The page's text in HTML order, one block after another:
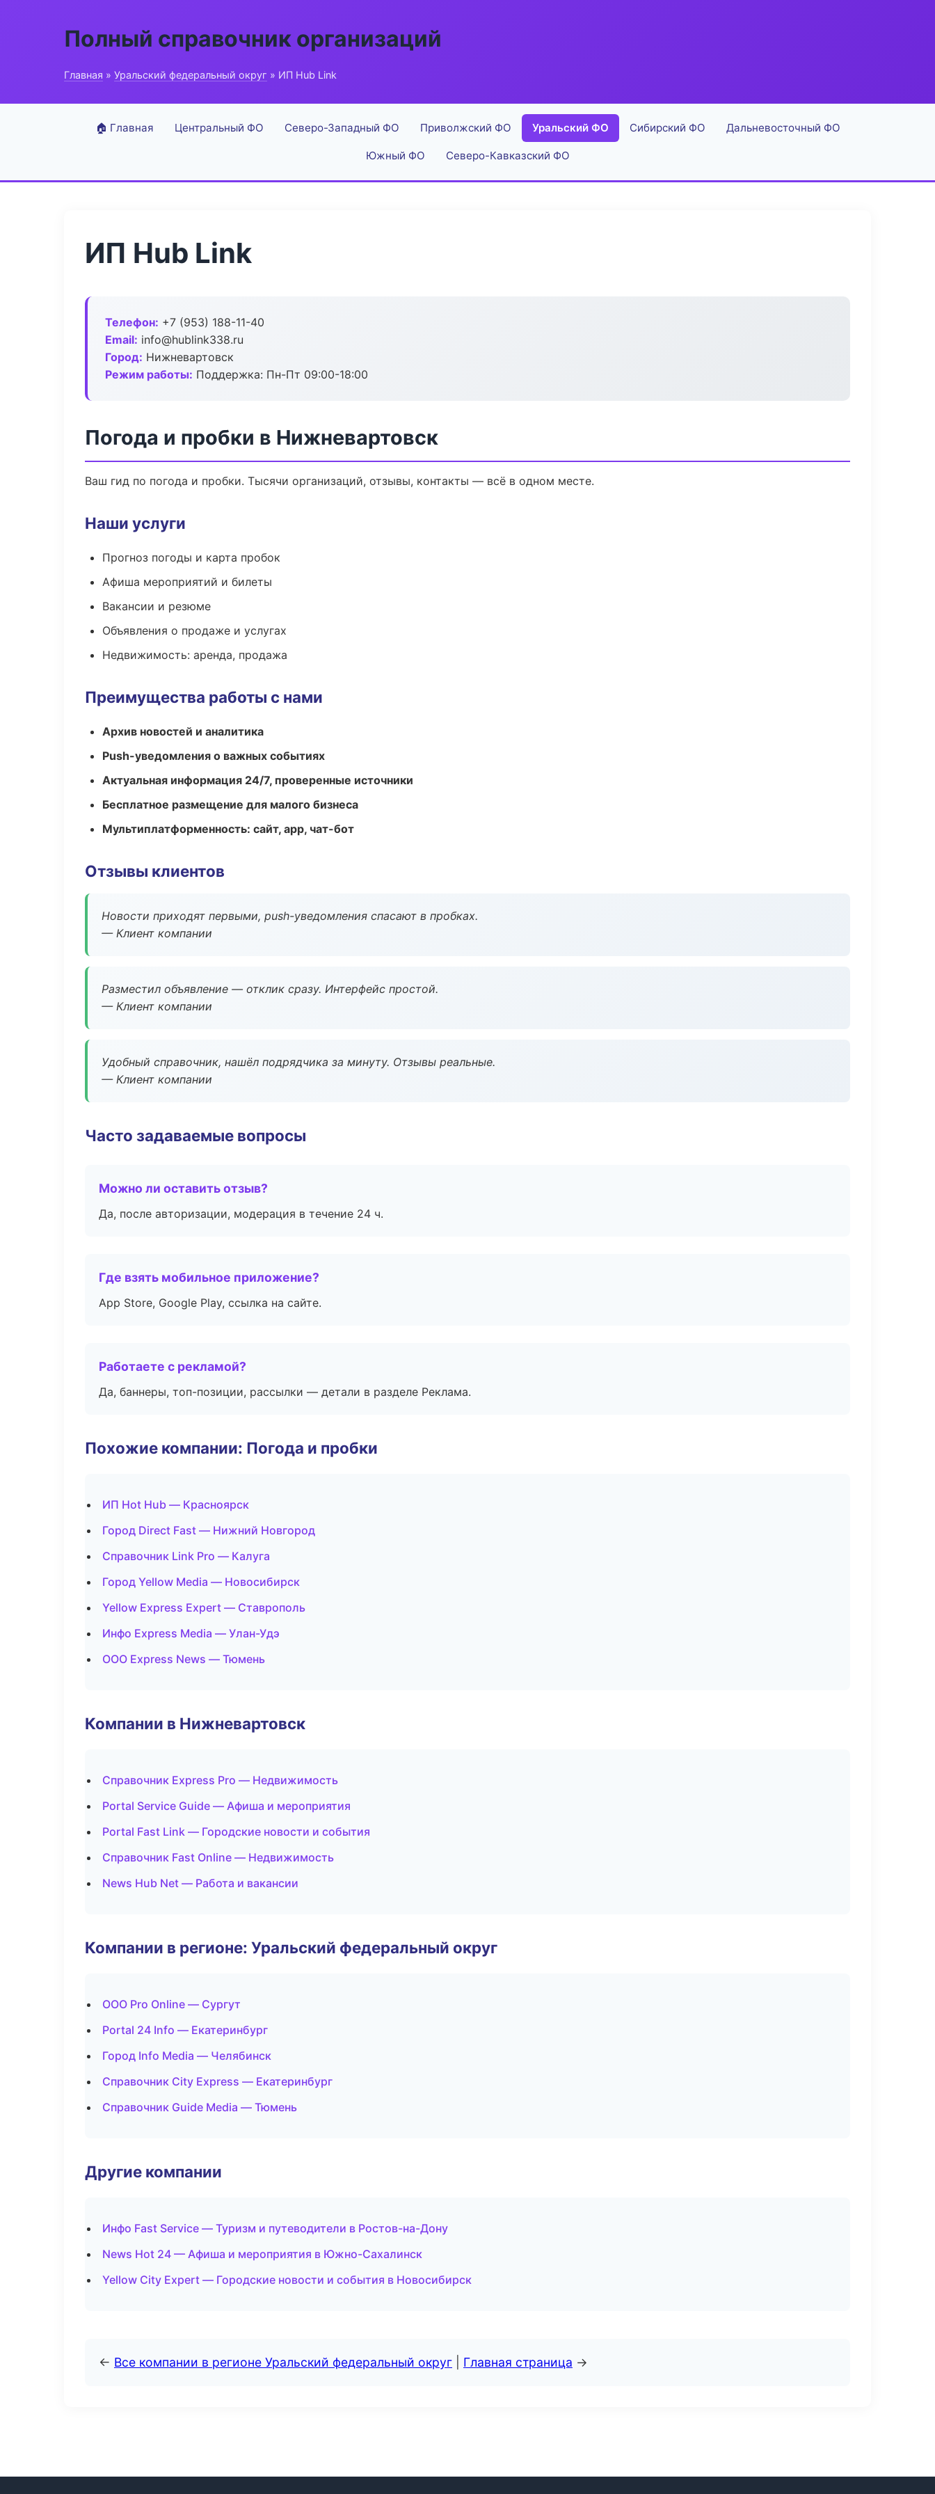
Полный справочник организаций
Главная » Уральский федеральный округ » ИП Hub Link
🏠 Главная Центральный ФО Северо-Западный ФО Приволжский ФО Уральский ФО Сибирский ФО Дальневосточный ФО
Южный ФО Северо-Кавказский ФО
ИП Hub Link
Телефон: +7 (953) 188-11-40
Email: info@hublink338.ru
Город: Нижневартовск
Режим работы: Поддержка: Пн-Пт 09:00-18:00
Погода и пробки в Нижневартовск
Ваш гид по погода и пробки. Тысячи организаций, отзывы, контакты — всё в одном месте.
Наши услуги
Прогноз погоды и карта пробок
Афиша мероприятий и билеты
Вакансии и резюме
Объявления о продаже и услугах
Недвижимость: аренда, продажа
Преимущества работы с нами
Архив новостей и аналитика
Push-уведомления о важных событиях
Актуальная информация 24/7, проверенные источники
Бесплатное размещение для малого бизнеса
Мультиплатформенность: сайт, app, чат-бот
Отзывы клиентов
Новости приходят первыми, push-уведомления спасают в пробках.
— Клиент компании
Разместил объявление — отклик сразу. Интерфейс простой.
— Клиент компании
Удобный справочник, нашёл подрядчика за минуту. Отзывы реальные.
— Клиент компании
Часто задаваемые вопросы
Можно ли оставить отзыв?
Да, после авторизации, модерация в течение 24 ч.
Где взять мобильное приложение?
App Store, Google Play, ссылка на сайте.
Работаете с рекламой?
Да, баннеры, топ-позиции, рассылки — детали в разделе Реклама.
Похожие компании: Погода и пробки
ИП Hot Hub — Красноярск
Город Direct Fast — Нижний Новгород
Справочник Link Pro — Калуга
Город Yellow Media — Новосибирск
Yellow Express Expert — Ставрополь
Инфо Express Media — Улан-Удэ
ООО Express News — Тюмень
Компании в Нижневартовск
Справочник Express Pro — Недвижимость
Portal Service Guide — Афиша и мероприятия
Portal Fast Link — Городские новости и события
Справочник Fast Online — Недвижимость
News Hub Net — Работа и вакансии
Компании в регионе: Уральский федеральный округ
ООО Pro Online — Сургут
Portal 24 Info — Екатеринбург
Город Info Media — Челябинск
Справочник City Express — Екатеринбург
Справочник Guide Media — Тюмень
Другие компании
Инфо Fast Service — Туризм и путеводители в Ростов-на-Дону
News Hot 24 — Афиша и мероприятия в Южно-Сахалинск
Yellow City Expert — Городские новости и события в Новосибирск
← Все компании в регионе Уральский федеральный округ Главная страница →